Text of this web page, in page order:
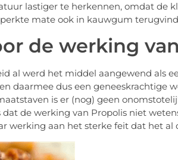
lastiger te herkennen, omdat de
mate ook in kauwgum
de werking
al werd het middel aangewend als
daarmee dus een geneeskrachtige
is er (nog) geen
dat de werking van Propolis niet
werking aan het sterke feit dat het